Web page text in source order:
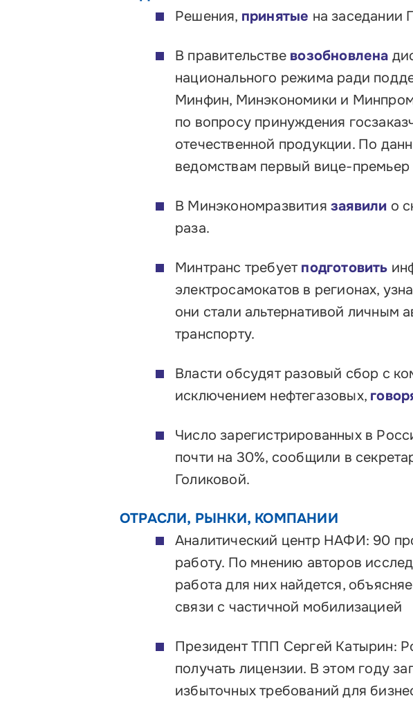
Решения, принятые на заседании
В правительстве возобновлена
национального режима ради
Минфин, Минэкономики и
по вопросу принуждения
отечественной продукции. По
ведомствам первый вице-
В Минэкономразвития заявили о
раза.
Минтранс требует подготовить
электросамокатов в регионах,
они стали альтернативой личным
транспорту.
Власти обсудят разовый сбор с
исключением нефтегазовых,
Число зарегистрированных в
почти на 30%, сообщили в
Голиковой.
ОТРАСЛИ, РЫНКИ, КОМПАНИИ
Аналитический центр НАФИ: 90
работу. По мнению авторов
работа для них найдется,
связи с частичной мобилизацией
Президент ТПП Сергей Катырин:
получать лицензии. В этом году
избыточных требований для